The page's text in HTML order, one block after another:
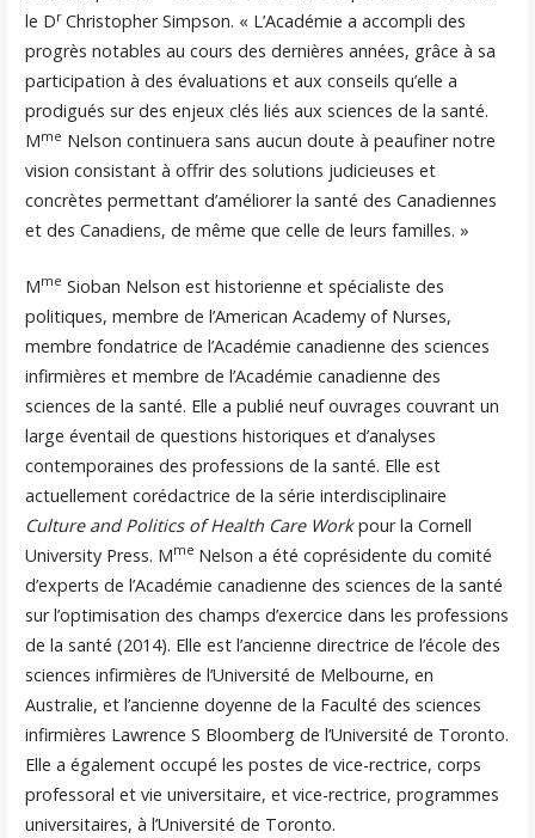
le Dr Christopher Simpson. « L’Académie a accompli des
progrès notables au cours des dernières années, grâce à sa
participation à des évaluations et aux conseils qu’elle a
prodigués sur des enjeux clés liés aux sciences de la santé.
Mme Nelson continuera sans aucun doute à peaufiner notre
vision consistant à offrir des solutions judicieuses et
concrètes permettant d’améliorer la santé des Canadiennes
et des Canadiens, de même que celle de leurs familles. »
Mme Sioban Nelson est historienne et spécialiste des
politiques, membre de l’American Academy of Nurses,
membre fondatrice de l’Académie canadienne des sciences
infirmières et membre de l’Académie canadienne des
sciences de la santé. Elle a publié neuf ouvrages couvrant un
large éventail de questions historiques et d’analyses
contemporaines des professions de la santé. Elle est
actuellement corédactrice de la série interdisciplinaire
Culture and Politics of Health Care Workpour la Cornell
University Press. Mme Nelson a été coprésidente du comité
d’experts de l’Académie canadienne des sciences de la santé
sur l’optimisation des champs d’exercice dans les professions
de la santé (2014). Elle est l’ancienne directrice de l’école des
sciences infirmières de l’Université de Melbourne, en
Australie, et l’ancienne doyenne de la Faculté des sciences
infirmières Lawrence S Bloomberg de l’Université de Toronto.
Elle a également occupé les postes de vice-rectrice, corps
professoral et vie universitaire, et vice-rectrice, programmes
universitaires, à l’Université de Toronto.